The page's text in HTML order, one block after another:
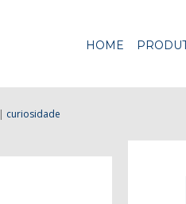
HOME
curiosidade